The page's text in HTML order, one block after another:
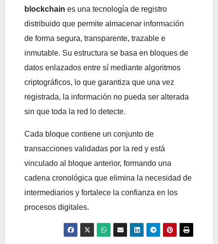
blockchain es una tecnología de registro
distribuido que permite almacenar información
de forma segura, transparente, trazable e
inmutable. Su estructura se basa en bloques de
datos enlazados entre sí mediante algoritmos
criptográficos, lo que garantiza que una vez
registrada, la información no pueda ser alterada
sin que toda la red lo detecte.
Cada bloque contiene un conjunto de
transacciones validadas por la red y está
vinculado al bloque anterior, formando una
cadena cronológica que elimina la necesidad de
intermediarios y fortalece la confianza en los
procesos digitales.